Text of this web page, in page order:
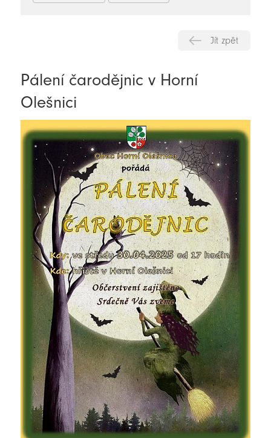
Jít zpět
Pálení čarodějnic v Horní
Olešnici